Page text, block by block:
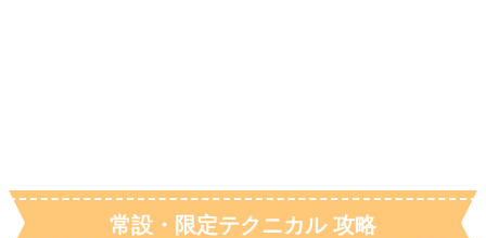
常設・限定テクニカル 攻略